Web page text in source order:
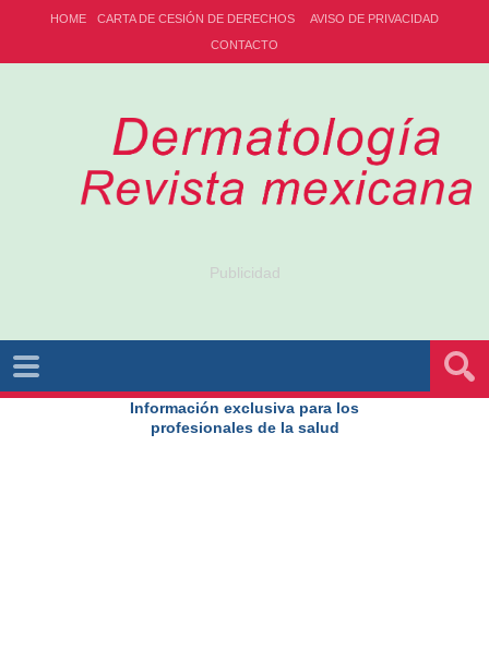
HOME CARTA DE CESIÓN DE DERECHOS
AVISO DE PRIVACIDAD
CONTACTO
Publicidad
Información exclusiva para los
profesionales de la salud